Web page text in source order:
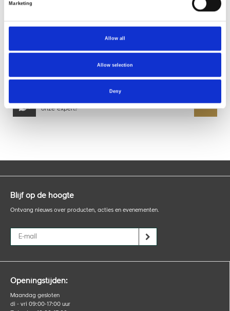
Marketing
Allow all
Allow selection
Deny
Vergelijk
Option-O Lagom p80 - Mizen Burrs Zwart
-500 watt Brushless DC motor
Advies nodig van
onze expert?
Openingstijden:
Maandag gesloten
di - vri 09:00-17:00 uur
Blijf op de hoogte
Ontvang nieuws over producten, acties en evenementen.